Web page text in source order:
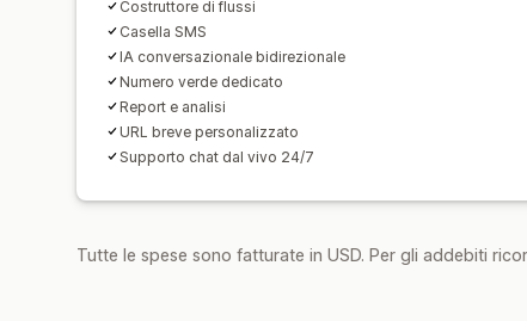
Costruttore di flussi
Casella SMS
IA conversazionale bidirezionale
Numero verde dedicato
Report e analisi
URL breve personalizzato
Supporto chat dal vivo 24/7
Tutte le spese sono fatturate in USD. Per gli addebiti